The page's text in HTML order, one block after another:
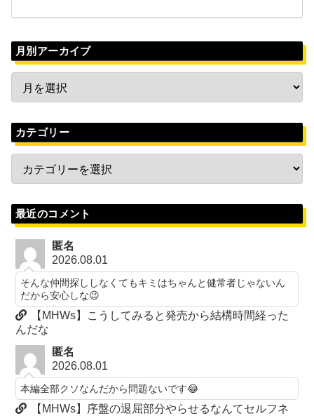
月別アーカイブ
カテゴリー
最近のコメント
匿名
2026.08.01
そんな仲間探ししなくてもキミはちゃんと健常者じゃないん
だから安心しな😉
【MHWs】こうしてみると発売から結構時間経った
んだな
匿名
2026.08.01
本編全部クソなんだから問題ないです😂
【MHWs】序盤の退屈部分やらせるなんてセルフネ